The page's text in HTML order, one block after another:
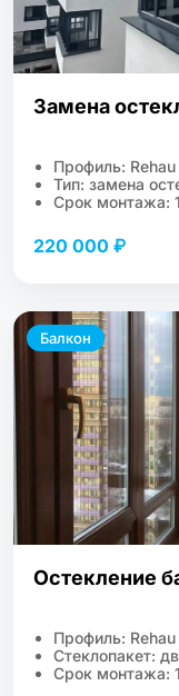
Замена
Профиль: Rehau
Тип: замена
Срок монтажа:
220 000 ₽
Балкон
Остекление
Профиль: Rehau
Стеклопакет:
Срок монтажа: